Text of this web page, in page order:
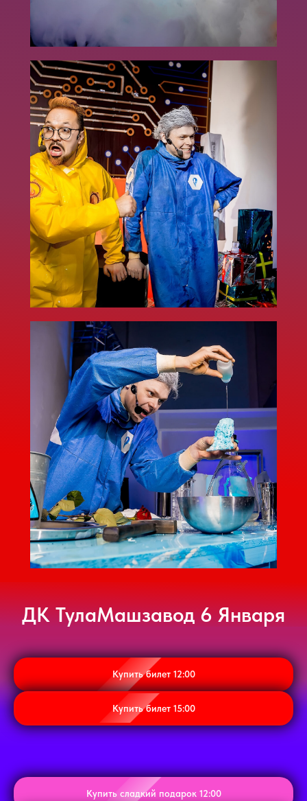
ДК ТулаМашзавод 6 Января
Купить билет 12:00
Купить билет 15:00
Купить сладкий подарок 12:00